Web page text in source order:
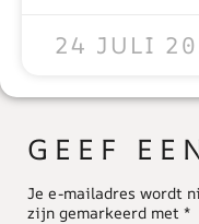
24 JULI
GEEF
Je e-mailadres wordt
zijn gemarkeerd met *